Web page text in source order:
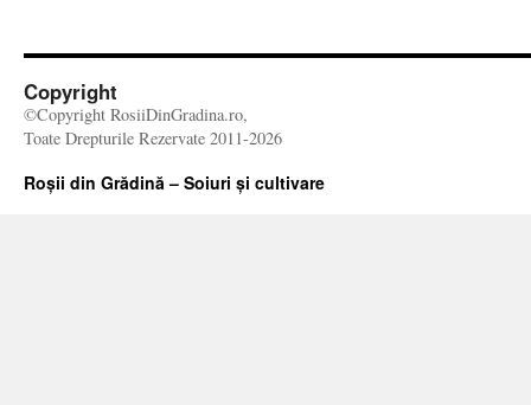
Copyright
©Copyright RosiiDinGradina.ro,
Toate Drepturile Rezervate 2011-2026
Roșii din Grădină – Soiuri și cultivare